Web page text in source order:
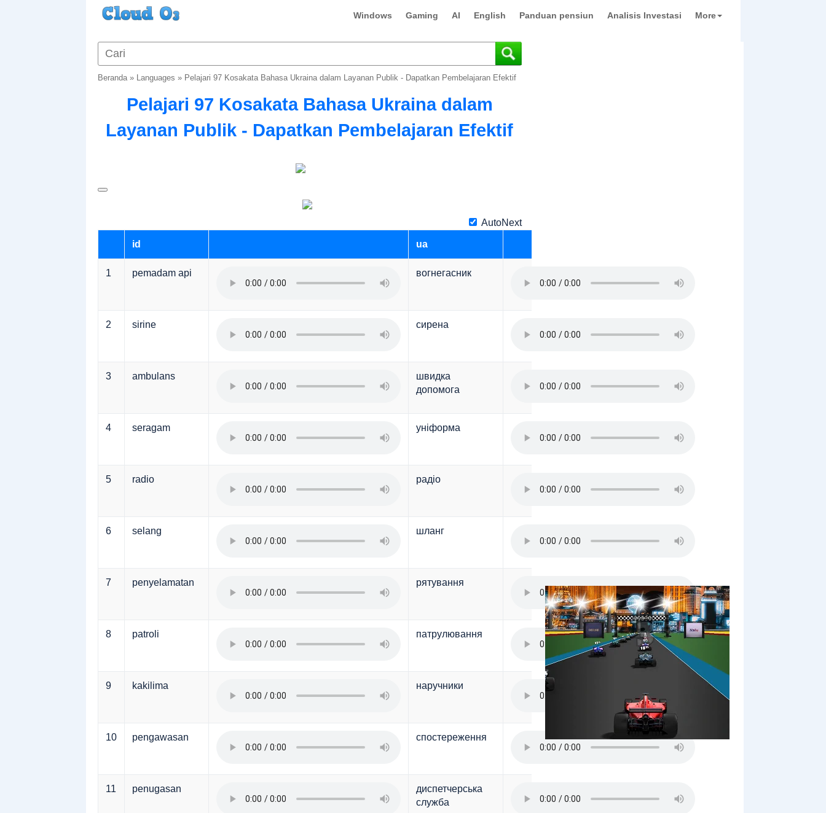
Windows Gaming AI English Panduan pensiun Analisis Investasi More
Beranda» Languages » Pelajari 97 Kosakata Bahasa Ukraina dalam Layanan Publik - Dapatkan Pembelajaran Efektif
Pelajari 97 Kosakata Bahasa Ukraina dalam
Layanan Publik - Dapatkan Pembelajaran Efektif
AutoNext
id ua
1 pemadam api вогнегасник
2 sirine сирена
3 ambulans
швидка
допомога
4 seragam уніформа
5 radio радіо
6 selang шланг
7 penyelamatan рятування
8 patroli патрулювання
9 kakilima наручники
10 pengawasan спостереження
11 penugasan
диспетчерська
служба